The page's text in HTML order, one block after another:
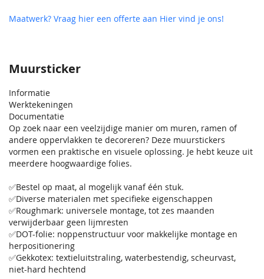
Muursticker
Informatie
Werktekeningen
Documentatie
Op zoek naar een veelzijdige manier om muren, ramen of
andere oppervlakken te decoreren? Deze muurstickers
vormen een praktische en visuele oplossing. Je hebt keuze uit
meerdere hoogwaardige folies.
✅Bestel op maat, al mogelijk vanaf één stuk.
✅Diverse materialen met specifieke eigenschappen
✅Roughmark: universele montage, tot zes maanden
verwijderbaar geen lijmresten
✅DOT-folie: noppenstructuur voor makkelijke montage en
herpositionering
✅Gekkotex: textieluitstraling, waterbestendig, scheurvast,
niet-hard hechtend
Maatwerk? Vraag hier een offerte aan Hier vind je ons!